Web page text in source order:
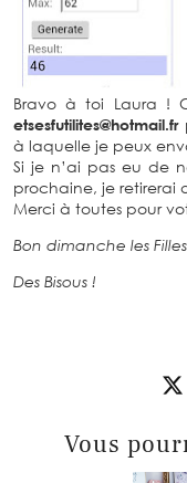
Bravo à toi Laura !
etsesfutilites@hotmail.fr
à laquelle je peux
Si je n’ai pas eu de
prochaine, je retirerai
Merci à toutes pour
Bon dimanche les
Des Bisous !
Vous